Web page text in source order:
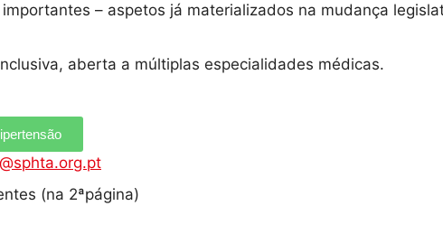
– aspetos já materializados na mudança
aberta a múltiplas especialidades médicas.
(na 2ªpágina)